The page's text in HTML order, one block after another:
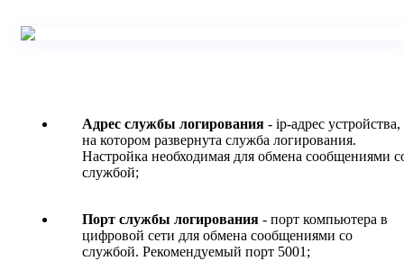
Адрес службы логирования - ip-адрес устройства,
на котором развернута служба логирования.
Настройка необходимая для обмена сообщениями
службой;
Порт службы логирования - порт компьютера в
цифровой сети для обмена сообщениями со
службой. Рекомендуемый порт 5001;